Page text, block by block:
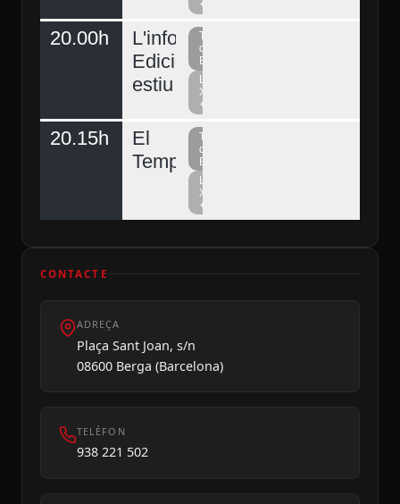
+
20.00h
L'informatiu
Edició
estiu
Televisió
del
Berguedà
La
Xarxa
+
20.15h
El
Temps
Televisió
del
Berguedà
La
Xarxa
+
CONTACTE
ADREÇA
Plaça Sant Joan, s/n
08600 Berga (Barcelona)
TELÈFON
938 221 502